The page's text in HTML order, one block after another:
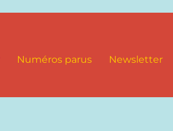
Numéros parus Newsletter